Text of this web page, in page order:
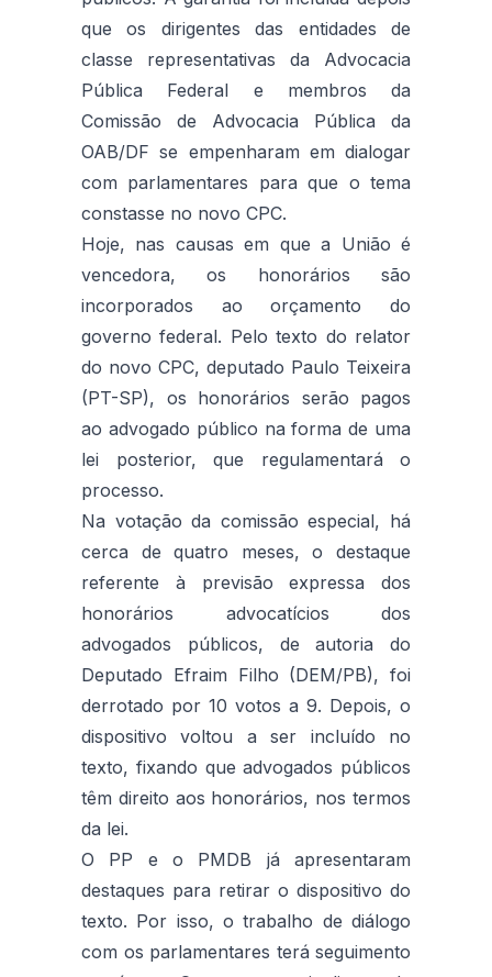
que os dirigentes das entidades de
classe representativas da Advocacia
Pública Federal e membros da
Comissão de Advocacia Pública da
OAB/DF se empenharam em dialogar
com parlamentares para que o tema
constasse no novo CPC.
Hoje, nas causas em que a União é
vencedora, os honorários são
incorporados ao orçamento do
governo federal. Pelo texto do relator
do novo CPC, deputado Paulo Teixeira
(PT-SP), os honorários serão pagos
ao advogado público na forma de uma
lei posterior, que regulamentará o
processo.
Na votação da comissão especial, há
cerca de quatro meses, o destaque
referente à previsão expressa dos
honorários advocatícios dos
advogados públicos, de autoria do
Deputado Efraim Filho (DEM/PB), foi
derrotado por 10 votos a 9. Depois, o
dispositivo voltou a ser incluído no
texto, fixando que advogados públicos
têm direito aos honorários, nos termos
da lei.
O PP e o PMDB já apresentaram
destaques para retirar o dispositivo do
texto. Por isso, o trabalho de diálogo
com os parlamentares terá seguimento